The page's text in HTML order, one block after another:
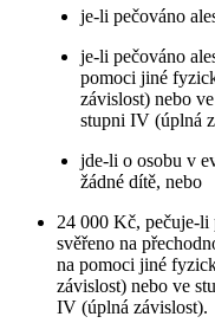
je-li pečováno
je-li pečováno
pomoci jiné
závislost) nebo
stupni IV (úplná
jde-li o osobu v
žádné dítě, nebo
24 000 Kč, pečuje-li
svěřeno na
na pomoci jiné
závislost) nebo ve
IV (úplná závislost).